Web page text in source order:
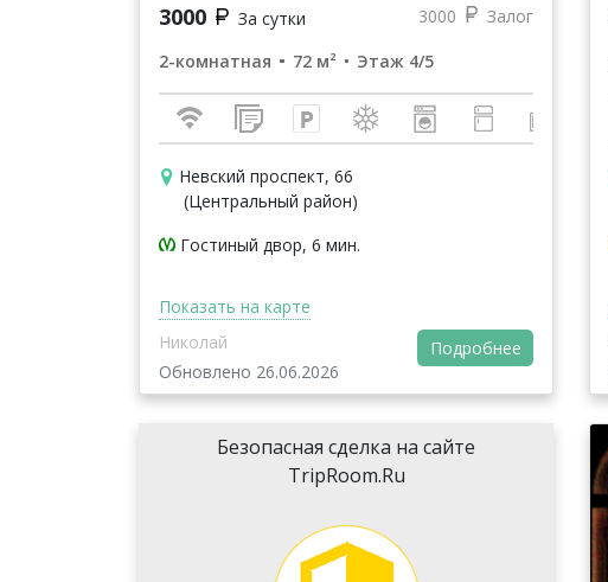
3000 За сутки 3000
Залог
2-комнатная
72 м² Этаж 4/5
Невский проспект, 66
(Центральный район)
Гостиный двор, 6 мин.
Показать на карте
Николай
Обновлено 26.06.2026
Подробнее
Безопасная сделка на сайте
TripRoom.Ru